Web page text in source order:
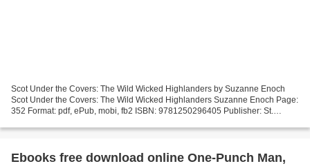
Scot Under the Covers: The Wild Wicked Highlanders by Suzanne Enoch
Scot Under the Covers: The Wild Wicked Highlanders Suzanne Enoch Page:
352 Format: pdf, ePub, mobi, fb2 ISBN: 9781250296405 Publisher: St.
Ebooks free download online One-Punch Man,